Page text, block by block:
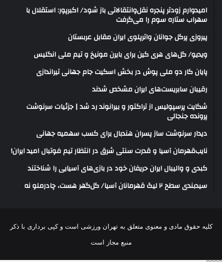
امیدوارم زودتر پنجره نقل‌وانتقالاتی باز شود/ اکبرپور: استقلال با
سهراب ستاره سوم را می‌گرفت
پیروزی پرگل جوانان واترپلوی ایران مقابل عربستان
ویدیو/ گل‌های هری‌ کین برای بایرن مونیخ و تیم ملی انگلیس
پایان کار دو ملی پوش در بخش اسکیت جام جهانی تیراندازی
رقیبان سابریست‌های ایران مشخص شدند
شکایت پرسپولیس از تراکتور و بیرانوند رد شد | جزئیات سرنوشت
پرونده جنجالی
دیدار سرنوشت ساز پسران هندبال برای کسب سهمیه جهانی
نایب‌قهرمان آسیا و قدرت سنتی شرق در انتظار تیم فوتبال امید ایران!
کبدی و والیبال ایران حریفان خود در بازی‌های آسیایی را شناختند
سیدبندی سطح ۲ لیگ قهرمانان آسیا/ گل‌گهر هست، چادرملو نه
کلیه حقوق مادی و معنوی متعلق به تهران ورزشی است و کپی برداری با ذکر
منبع مجاز است